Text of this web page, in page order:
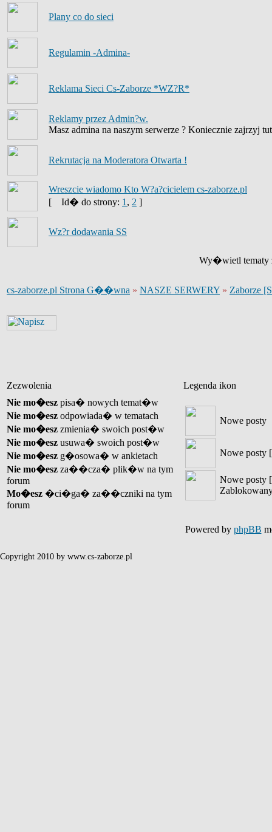
Plany co do sieci
Regulamin -Admina-
Reklama Sieci Cs-Zaborze *WZ?R*
Reklamy przez Admin?w.
Masz admina na naszym serwerze ? Koniecznie zajrzyj
Rekrutacja na Moderatora Otwarta !
Wreszcie wiadomo Kto W?a?cicielem cs-zaborze.pl
[
Id� do strony: 1 , 2 ]
Wz?r dodawania SS
Wy�wietl tematy
cs-zaborze.pl Strona G��wna » NASZE SERWERY » Zaborze
Zezwolenia
Legenda ikon
Nie mo�esz pisa� nowych temat�w
Nie mo�esz odpowiada� w tematach
Nie mo�esz zmienia� swoich post�w
Nie mo�esz usuwa� swoich post�w
Nie mo�esz g�osowa� w ankietach
Nie mo�esz za��cza� plik�w na tym
forum
Mo�esz �ci�ga� za��czniki na tym
forum
Nowe posty
Nowe posty
Nowe posty [
Powered by phpBB
Copyright 2010 by www.cs-zaborze.pl